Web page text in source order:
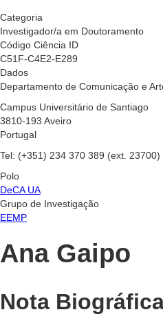
Categoria
Investigador/a em Doutoramento
Código Ciência ID
C51F-C4E2-E289
Dados
Departamento de Comunicação e
Campus Universitário de Santiago
3810-193 Aveiro
Portugal
Tel: (+351) 234 370 389 (ext. 23700)
Polo
DeCA UA
Grupo de Investigação
EEMP
Ana Gaipo
Nota